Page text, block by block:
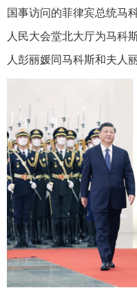
国事访问的菲律宾总统马
人民大会堂北大厅为马科
人彭丽媛同马科斯和夫人